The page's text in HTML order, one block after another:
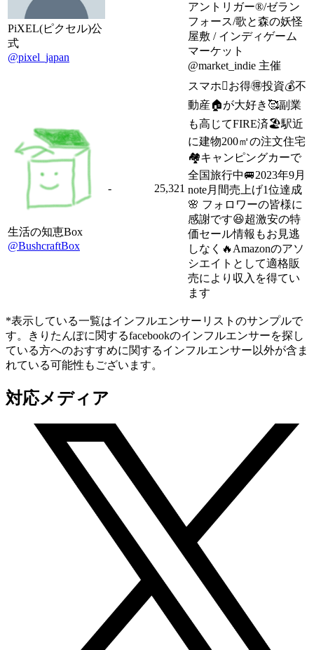
PiXEL(ピクセル)公
式
@pixel_japan
アントリガー®︎/ゼラン
フォース/歌と森の妖怪
屋敷 / インディゲーム
マーケット
@market_indie 主催
生活の知恵Box
@BushcraftBox
- 25,321
スマホお得🉐投資💰不
動産🏠が大好き🥰副業
も高じてFIRE済🏖️駅近
に建物200㎡の注文住宅
🏘️キャンピングカーで
全国旅行中🚐2023年9月
note月間売上げ1位達成
🌸 フォロワーの皆様に
感謝です😆超激安の特
価セール情報もお見逃
しなく🔥Amazonのアソ
シエイトとして適格販
売により収入を得てい
ます
*表示している一覧はインフルエンサーリストのサンプルで
す。きりたんぽに関するfacebookのインフルエンサーを探し
ている方へのおすすめに関するインフルエンサー以外が含ま
れている可能性もございます。
対応メディア